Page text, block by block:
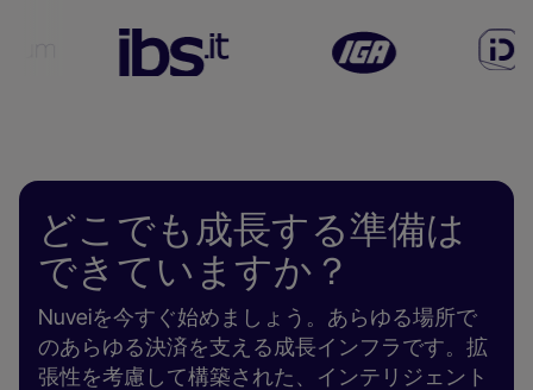
どこでも成長する準備は
できていますか？
Nuveiを今すぐ始めましょう。あらゆる場所で
のあらゆる決済を支える成長インフラです。拡
張性を考慮して構築された、インテリジェント